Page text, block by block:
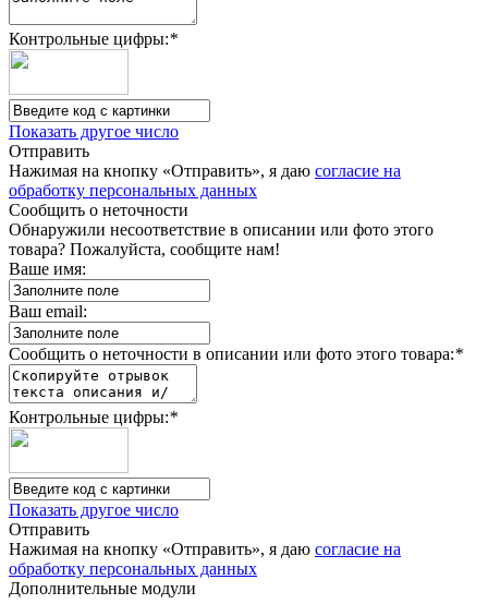
Контрольные цифры:*
Показать другое число
Отправить
Нажимая на кнопку «Отправить», я даю согласие на
обработку персональных данных
Сообщить о неточности
Обнаружили несоответствие в описании или фото этого
товара? Пожалуйста, сообщите нам!
Ваше имя:
Ваш email:
Сообщить о неточности в описании или фото этого товара:*
Контрольные цифры:*
Показать другое число
Отправить
Нажимая на кнопку «Отправить», я даю согласие на
обработку персональных данных
Дополнительные модули